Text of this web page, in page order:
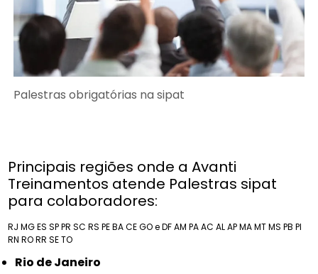
Palestras obrigatórias na sipat
Principais regiões onde a Avanti
Treinamentos atende Palestras sipat
para colaboradores:
RJ MGES SPPR SC RS PEBACEGO e DFAM PAAC ALAPMAMTMS PB PI
RN RORR SETO
Rio de Janeiro